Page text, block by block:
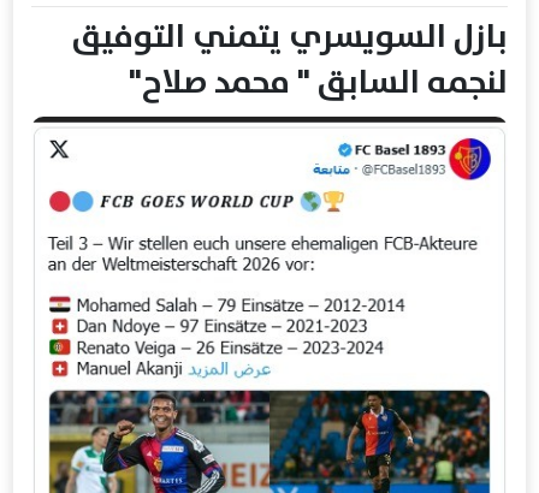
بازل السويسري يتمني التوفيق
لنجمه السابق " محمد صلاح"